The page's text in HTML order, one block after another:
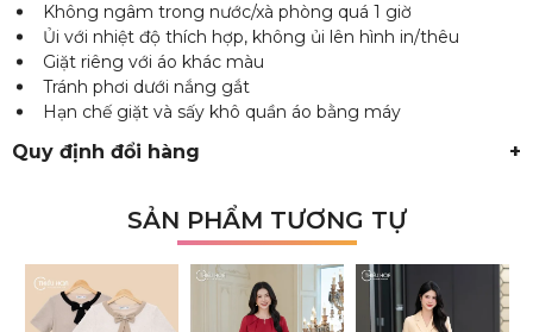
Không ngâm trong nước/xà phòng quá 1 giờ
Ủi với nhiệt độ thích hợp, không ủi lên hình in/thêu
Giặt riêng với áo khác màu
Tránh phơi dưới nắng gắt
Hạn chế giặt và sấy khô quần áo bằng máy
Quy định đổi hàng +
SẢN PHẨM TƯƠNG TỰ